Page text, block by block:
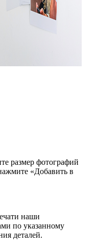
размер фотографий
«Добавить в
наши
по указанному
деталей.